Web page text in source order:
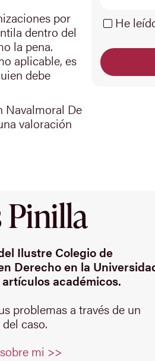
por
dentro del
la pena.
aplicable, es
debe
Navalmoral De
valoración
He
Ilustre Colegio de
Derecho en la
académicos.
problemas a través de un
caso.
mi >>